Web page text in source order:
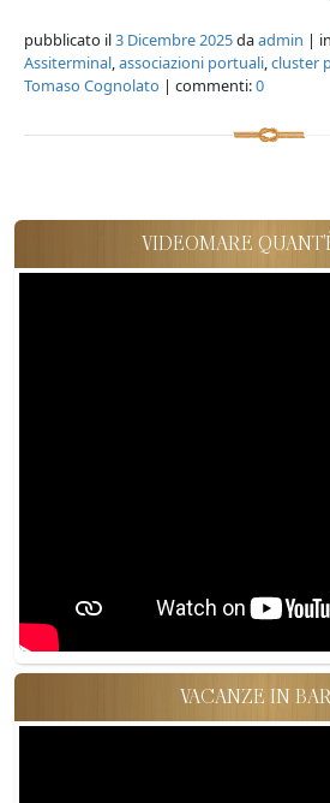
pubblicato il3 Dicembre 2025daadmin | in
Assiterminal,associazioni portuali,cluster
Tomaso Cognolato | commenti:0
VIDEOMARE
VACANZE IN